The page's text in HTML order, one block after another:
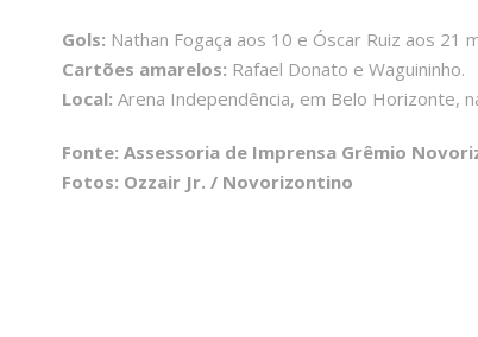
Gols: Nathan Fogaça aos 10 e Óscar Ruiz aos 21
Cartões amarelos: Rafael Donato e Waguininho.
Local: Arena Independência, em Belo Horizonte,
Fonte: Assessoria de Imprensa Grêmio
Fotos: Ozzair Jr. / Novorizontino